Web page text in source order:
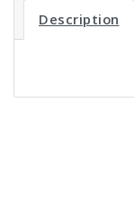
Description